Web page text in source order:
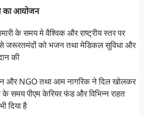
का आयोजन
के समय मे वैश्विक और राष्ट्रीय स्तर पर
जरूरतमंदों को भजन तथा मेडिकल सुविधा और
की
और NGO तथा आम नागरिक ने दिल खोलकर
के समय पीएम केरियर फंड और विभिन्न राहत
दिया है